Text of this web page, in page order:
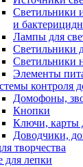
Светильники
и
Лампы для
Светильники
Светильники
Элементы
контроля
Домофоны,
Кнопки
Ключи, карты
Доводчики,
творчества
для лепки